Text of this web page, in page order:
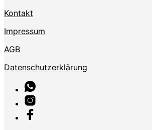
Kontakt
Impressum
AGB
Datenschutzerklärung